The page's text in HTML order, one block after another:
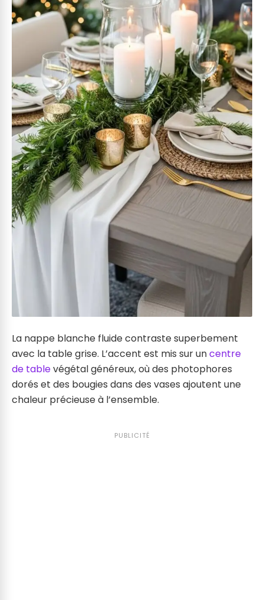
La nappe blanche fluide contraste superbement
avec la table grise. L’accent est mis sur uncentre
de tablevégétal généreux, où des photophores
dorés et des bougies dans des vases ajoutent une
chaleur précieuse à l’ensemble.
PUBLICITÉ